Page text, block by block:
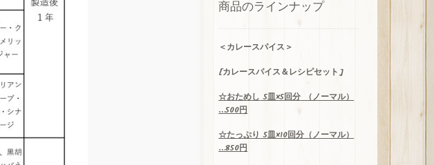
商品のラインナップ
＜カレースパイス＞
[カレースパイス＆レシピセット]
☆おためし5皿×5回分（ノーマル）
…500円
☆たっぷり5皿×10回分（ノーマル）
…850円